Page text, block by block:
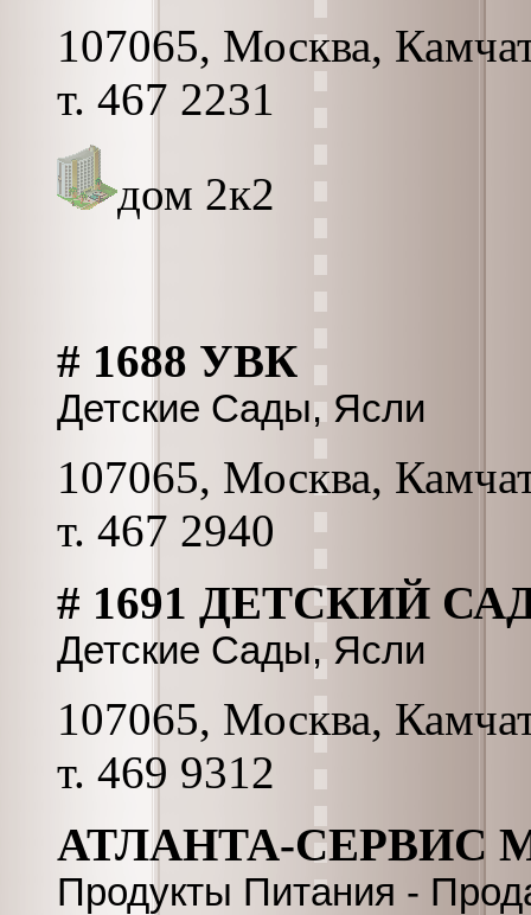
107065, Москва,
т. 467 2231
дом 2к2
# 1688 УВК
Детские Сады, Ясли
107065, Москва,
т. 467 2940
# 1691 ДЕТСКИЙ
Детские Сады, Ясли
107065, Москва,
т. 469 9312
АТЛАНТА-СЕРВИС
Продукты Питания -